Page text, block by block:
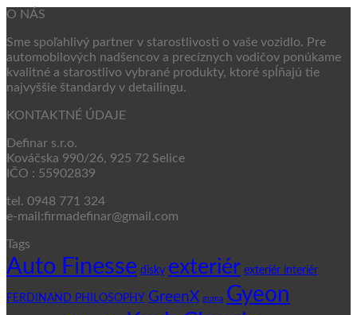
O NÁS
Sme spoľahlivý partner v starostlivosti o vaše vozidlo. Pre
automobilových nadšencov a precíznych vodičov ponúkame
kvalitné a starostlivo vybrané produkty, ktoré spĺňajú tie
najvyššie štandardy v detailingu.
KONTAKTNÉ ÚDAJE
Definar s.r.o.
Kováčska 990/26, 925 72 Selice
IČO : 55902839
tel. 0948 771 324
e-mail:firmadefinar@gmail.com
Tags
Auto Finesse disky exteriér exteriér interiér
FERDINAND PHILOSOPHY GreenX guma Gyeon